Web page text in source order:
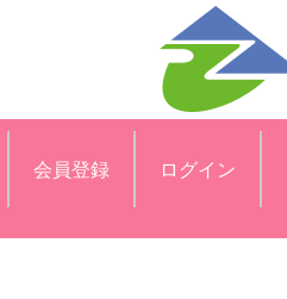
会員登録 ログイン